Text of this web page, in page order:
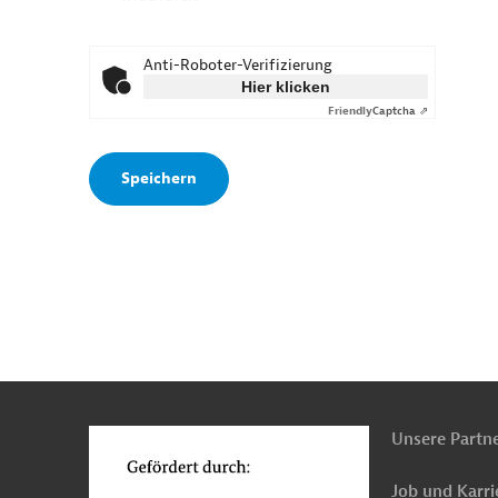
Anti-Roboter-Verifizierung
Hier klicken
FriendlyCaptcha ⇗
Unsere
Job und